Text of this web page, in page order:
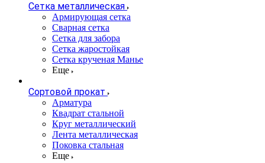
Сетка металлическая
Армирующая сетка
Сварная сетка
Сетка для забора
Сетка жаростойкая
Сетка крученая Манье
Еще
Сортовой прокат
Арматура
Квадрат стальной
Круг металлический
Лента металлическая
Поковка стальная
Еще